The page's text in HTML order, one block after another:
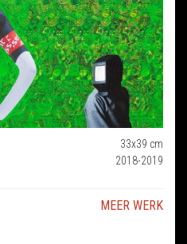
33x39 cm
2018-2019
MEER WERK